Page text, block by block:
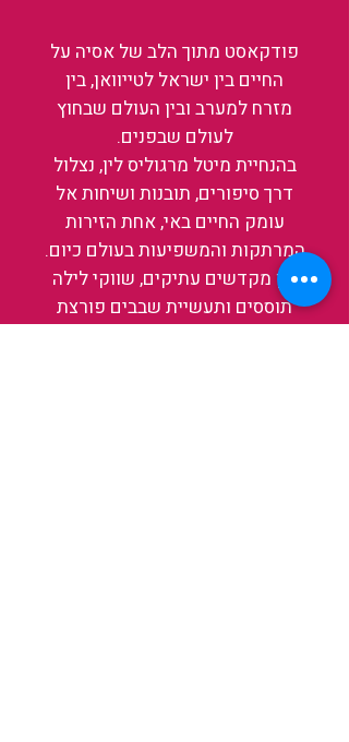
פודקאסט מתוך הלב של אסיה על
החיים בין ישראל לטייוואן, בין
מזרח למערב ובין העולם שבחוץ
לעולם שבפנים.
בהנחיית מיטל מרגוליס לין, נצלול
דרך סיפורים, תובנות ושיחות אל
עומק החיים באי, אחת הזירות
המרתקות והמשפיעות בעולם כיום.
בין מקדשים עתיקים, שווקי לילה
תוססים ותעשיית שבבים פורצת